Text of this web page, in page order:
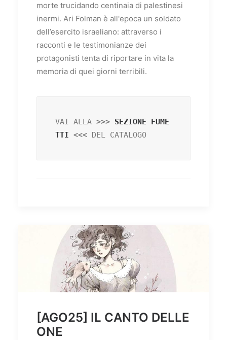
morte trucidando centinaia di palestinesi
inermi. Ari Folman è all'epoca un soldato
dell’esercito israeliano: attraverso i
racconti e le testimonianze dei
protagonisti tenta di riportare in vita la
memoria di quei giorni terribili.
VAI ALLA >>> SEZIONE FUME
TTI <<< DEL CATALOGO
[AGO25] IL CANTO DELLE
ONE